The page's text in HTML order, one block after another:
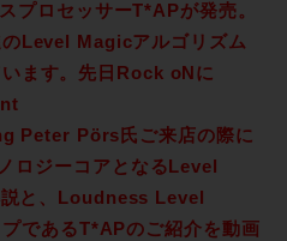
プロセッサーT*APが発売。
Level Magicアルゴリズム
ます。先日Rock oNに
Peter Pörs氏ご来店の際に
ロジーコアとなるLevel
と、Loudness Level
であるT*APのご紹介を動画